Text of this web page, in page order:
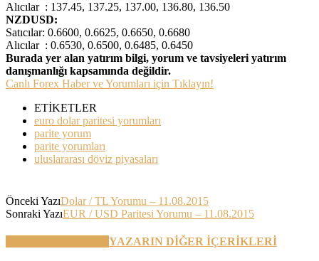
Alıcılar : 137.45, 137.25, 137.00, 136.80, 136.50
NZDUSD:
Satıcılar: 0.6600, 0.6625, 0.6650, 0.6680
Alıcılar : 0.6530, 0.6500, 0.6485, 0.6450
Burada yer alan yatırım bilgi, yorum ve tavsiyeleri yatırım
danışmanlığı kapsamında değildir.
Canlı Forex Haber ve Yorumları için Tıklayın!
ETİKETLER
euro dolar paritesi yorumları
parite yorum
parite yorumları
uluslararası döviz piyasaları
Önceki YazıDolar / TL Yorumu – 11.08.2015
Sonraki YazıEUR / USD Paritesi Yorumu – 11.08.2015
YAZARIN DİĞER İÇERİKLERİ